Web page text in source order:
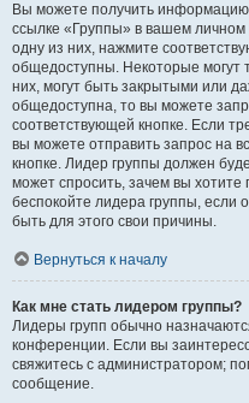
Вы можете получить
ссылке «Группы» в вашем личном
одну из них, нажмите
общедоступны. Некоторые могут
них, могут быть закрытыми или
общедоступна, то вы можете
соответствующей кнопке. Если
вы можете отправить запрос на
кнопке. Лидер группы должен
может спросить, зачем вы
беспокойте лидера группы, если
быть для этого свои причины.
Вернуться к началу
Как мне стать лидером группы?
Лидеры групп обычно
конференции. Если вы
свяжитесь с администратором;
сообщение.